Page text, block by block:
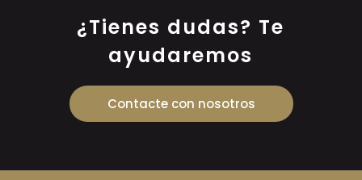
¿Tienes dudas? Te
ayudaremos
Contacte con nosotros